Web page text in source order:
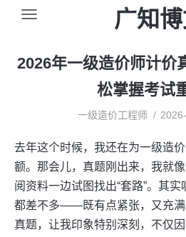
广知
2026年一级造价师计价
松掌握考试
一级造价工程师
去年这个时候，我还在为一级造
额。那会儿，真题刚出来，我就
阅资料一边试图找出“套路”。其
都差不多——既有点紧张，又充满
真题，让我印象特别深刻，不仅